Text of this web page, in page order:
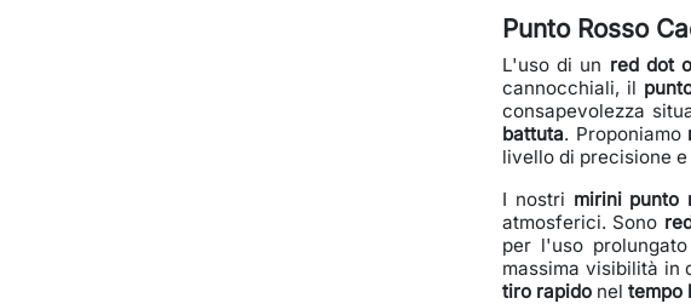
Punto Rosso
L'uso di un red dot
cannocchiali, il
consapevolezza
battuta. Proponiamo
livello di precisione
I nostri mirini punto
atmosferici. Sono
per l'uso
massima visibilità in
tiro rapido nel tempo